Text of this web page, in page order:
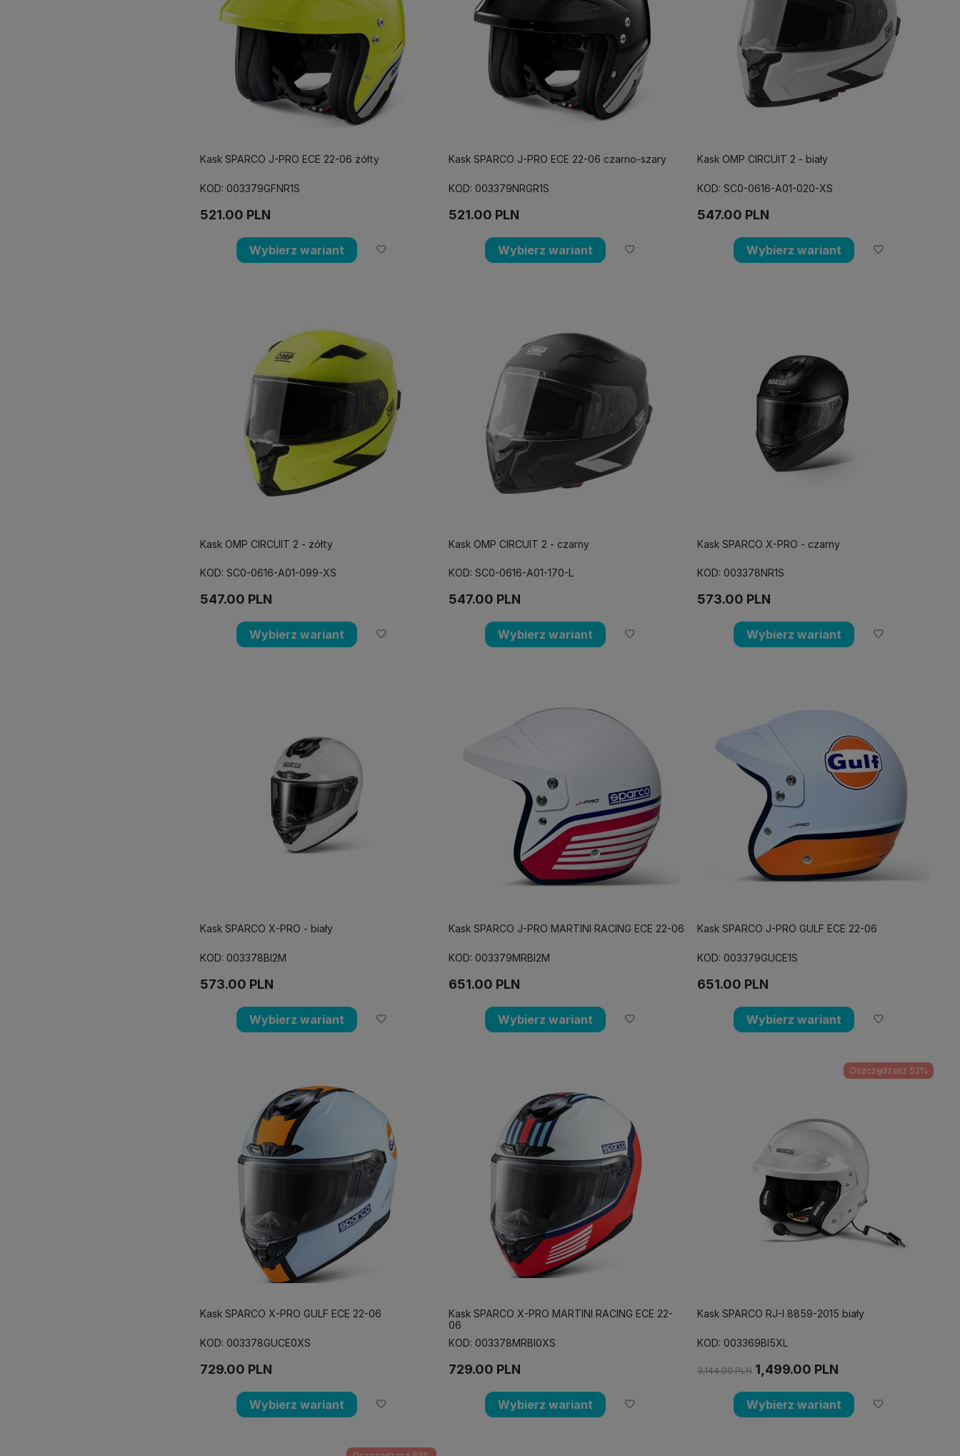
Kask SPARCO J-PRO ECE 22-06 żółty
KOD: 003379GFNR1S
521.00 PLN
Wybierz wariant
Kask SPARCO J-PRO ECE 22-06 czarno-szary
KOD: 003379NRGR1S
521.00 PLN
Wybierz wariant
Kask OMP CIRCUIT 2 - biały
KOD: SC0-0616-A01-020-XS
547.00 PLN
Wybierz wariant
Kask OMP CIRCUIT 2 - żółty
KOD: SC0-0616-A01-099-XS
547.00 PLN
Wybierz wariant
Kask OMP CIRCUIT 2 - czarny
KOD: SC0-0616-A01-170-L
547.00 PLN
Wybierz wariant
Kask SPARCO X-PRO - czarny
KOD: 003378NR1S
573.00 PLN
Wybierz wariant
Kask SPARCO X-PRO - biały
KOD: 003378BI2M
573.00 PLN
Wybierz wariant
Kask SPARCO J-PRO MARTINI RACING ECE 22-06
KOD: 003379MRBI2M
651.00 PLN
Wybierz wariant
Kask SPARCO J-PRO GULF ECE 22-06
KOD: 003379GUCE1S
651.00 PLN
Wybierz wariant
Kask SPARCO X-PRO GULF ECE 22-06
KOD: 003378GUCE0XS
729.00 PLN
Wybierz wariant
Kask SPARCO X-PRO MARTINI RACING ECE 22-
06
KOD: 003378MRBI0XS
729.00 PLN
Wybierz wariant
Oszczędzasz 52%
Kask SPARCO RJ-I 8859-2015 biały
KOD: 003369BI5XL
3,144.00 PLN 1,499.00 PLN
Wybierz wariant